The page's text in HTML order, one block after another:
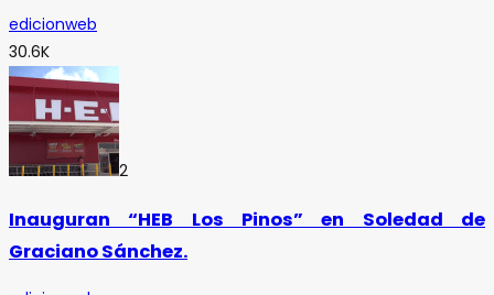
edicionweb
30.6K
2
Inauguran “HEB Los Pinos” en Soledad de
Graciano Sánchez.